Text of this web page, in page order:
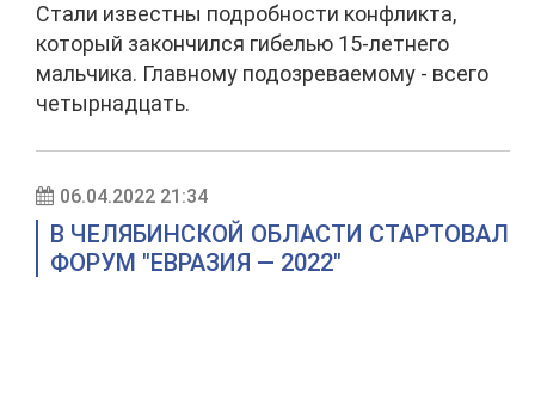
Стали известны подробности конфликта,
который закончился гибелью 15-летнего
мальчика. Главному подозреваемому - всего
четырнадцать.
06.04.2022 21:34
В ЧЕЛЯБИНСКОЙ ОБЛАСТИ СТАРТОВАЛ
ФОРУМ "ЕВРАЗИЯ — 2022"